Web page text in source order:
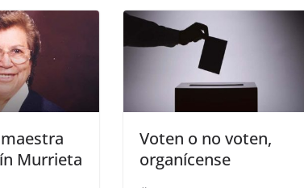
Murrieta
Voten o no voten,
organícense